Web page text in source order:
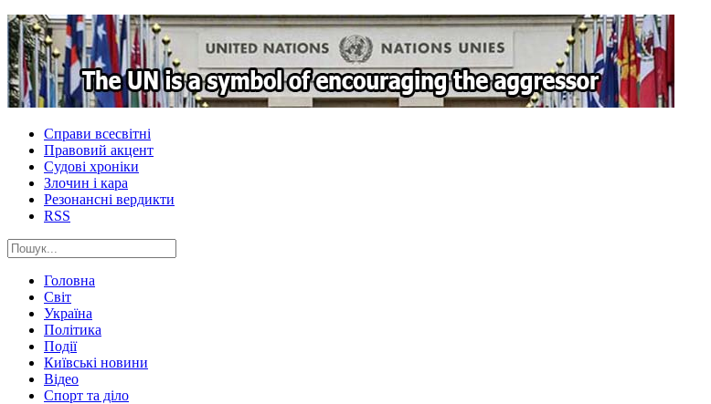
Справи всесвітні
Правовий акцент
Судові хроніки
Злочин і кара
Резонансні вердикти
RSS
Головна
Світ
Україна
Політика
Події
Київські новини
Відео
Спорт та діло